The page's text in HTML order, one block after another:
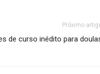
Próximo
de curso inédito para